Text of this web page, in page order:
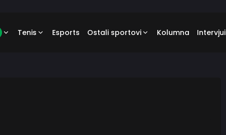
Tenis Esports Ostali sportovi Kolumna Intervjui